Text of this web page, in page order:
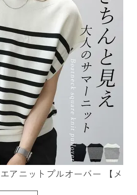
アニットプルオーバー 【メ